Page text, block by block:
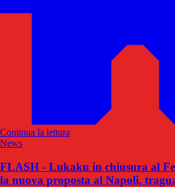
Continua la lettura
News
FLASH - Lukaku in chiusura al
la nuova proposta al Napoli,